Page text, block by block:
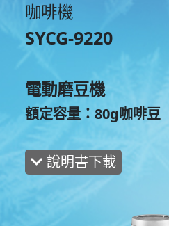
咖啡機
SYCG-9220
電動磨豆機
額定容量：80g咖啡豆
說明書下載